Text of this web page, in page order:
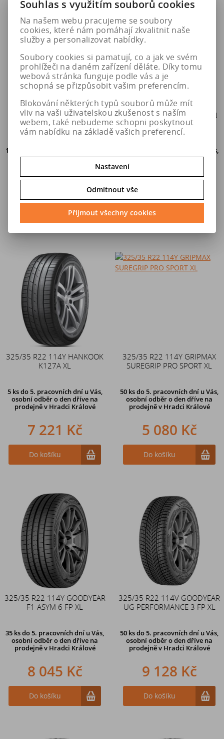
325/35 R22 114Y PIRELLI
PZERO R NG0 ELECT XL
16 ks
osobní odběr o den dříve na
325/35 R22 114Y MICHELIN
PS4 S MO1 XL
do 5. pracovních dní u Vás,
osobní odběr o den dříve na
prodejně
Do košíku
325/35 R22 114Y HANKOOK
K127A XL
5 ks do 5. pracovních dní u Vás,
osobní odběr o den dříve na
prodejněv Hradci Králové
7 221 Kč
Do košíku
325/35 R22 114Y GRIPMAX
SUREGRIP PRO SPORT XL
50 ksdo 5. pracovních dní u Vás,
osobní odběr o den dříve na
prodejněv Hradci Králové
5 080 Kč
Do košíku
325/35 R22 114Y GOODYEAR
F1 ASYM 6 FP XL
35 ksdo 5. pracovních dní u Vás,
osobní odběr o den dříve na
prodejněv Hradci Králové
8 045 Kč
Do košíku
325/35 R22 114V GOODYEAR
UG PERFORMANCE 3 FP XL
50 ksdo 5. pracovních dní u Vás,
osobní odběr o den dříve na
prodejněv Hradci Králové
9 128 Kč
Do košíku
Souhlas s využitím souborů cookies
Na našem webu pracujeme se soubory
cookies, které nám pomáhají zkvalitnit naše
služby a personalizovat nabídky.
Soubory cookies si pamatují, co a jak ve svém
prohlížeči na daném zařízení děláte. Díky tomu
webová stránka funguje podle vás a je
schopná se přizpůsobit vašim preferencím.
Blokování některých typů souborů může mít
vliv na vaši uživatelskou zkušenost s naším
webem, také nebudeme schopni poskytnout
vám nabídku na základě vašich preferencí.
Nastavení
Odmítnout vše
Přijmout všechny cookies